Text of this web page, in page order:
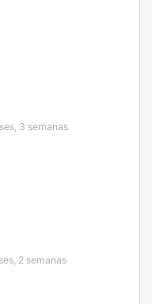
3 semanas
2 semanas